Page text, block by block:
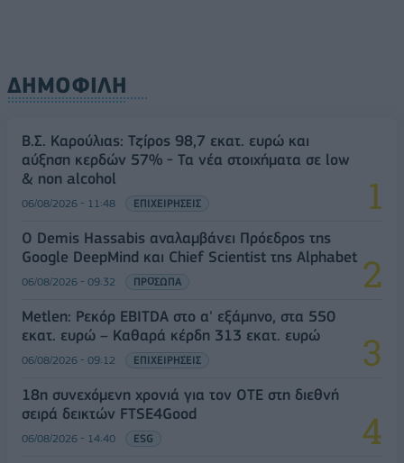
ΔΗΜΟΦΙΛΗ
Β.Σ. Καρούλιας: Τζίρος 98,7 εκατ. ευρώ και
αύξηση κερδών 57% - Τα νέα στοιχήματα σε low
& non alcohol
06/08/2026 - 11:48 ΕΠΙΧΕΙΡΗΣΕΙΣ
Ο Demis Hassabis αναλαμβάνει Πρόεδρος της
Google DeepMind και Chief Scientist της Alphabet
06/08/2026 - 09:32 ΠΡΟΣΩΠΑ
Metlen: Ρεκόρ EBITDA στο α' εξάμηνο, στα 550
εκατ. ευρώ – Καθαρά κέρδη 313 εκατ. ευρώ
06/08/2026 - 09:12 ΕΠΙΧΕΙΡΗΣΕΙΣ
18η συνεχόμενη χρονιά για τον ΟΤΕ στη διεθνή
σειρά δεικτών FTSE4Good
06/08/2026 - 14:40 ESG